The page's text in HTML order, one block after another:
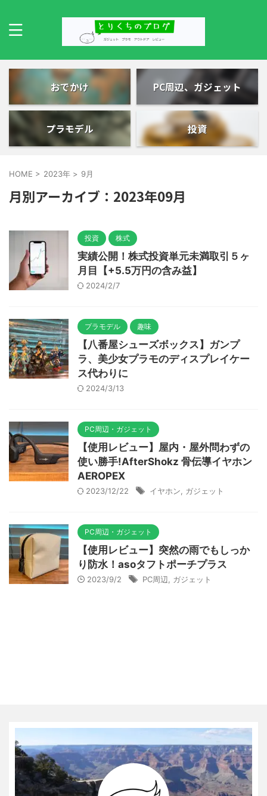
おでかけ PC周辺、ガジェット
プラモデル 投資
HOME > 2023年 > 9月
月別アーカイブ：2023年09月
投資 株式
実績公開！株式投資単元未満取引５ヶ
月目【+5.5万円の含み益】
2024/2/7
プラモデル 趣味
【八番屋シューズボックス】ガンプ
ラ、美少女プラモのディスプレイケー
ス代わりに
2024/3/13
PC周辺・ガジェット
【使用レビュー】屋内・屋外問わずの
使い勝手!AfterShokz 骨伝導イヤホン
AEROPEX
2023/12/22 イヤホン ガジェット
PC周辺・ガジェット
【使用レビュー】突然の雨でもしっか
り防水！asoタフトポーチプラス
2023/9/2 PC周辺 ガジェット